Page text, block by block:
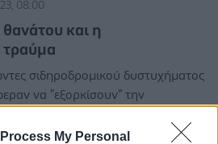
My Personal
08:00
και η
τραύμα
σιδηροδρομικού δυστυχήματος
να "εξορκίσουν" την